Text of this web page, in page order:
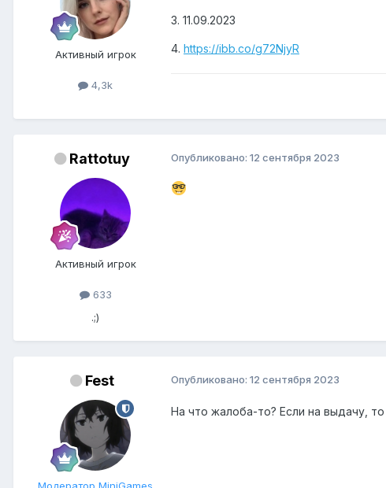
Активный игрок
4,3k
3. 11.09.2023
4. https://ibb.co/g72NjyR
Rattotuy
Активный игрок
633
.;)
Опубликовано: 12 сентября 2023
Fest Опубликовано: 12 сентября 2023
На что жалоба-то? Если на выдачу,